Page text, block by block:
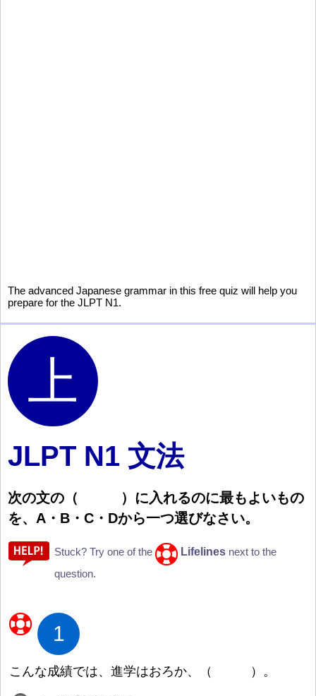
The advanced Japanese grammar in this free quiz will help you
prepare for the JLPT N1.
JLPT N1 文法
次の文の （ ） に入れるのに最もよいもの
を、A・B・C・Dから一つ選びなさい。
Stuck? Try one of the Lifelines next to the
question.
1
こんな成績では、 進学はおろか、 （ ） 。